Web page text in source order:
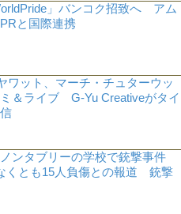
」バンコク招致へ アム
と国際連携
ワット、マーチ・チュターウッ
ミ＆ライブ G-Yu Creativeがタイ
ノンタブリーの学校で銃撃事件
くとも15人負傷との報道 銃撃